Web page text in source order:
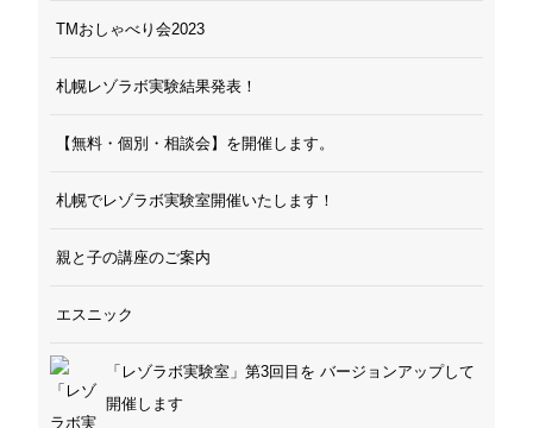
TMおしゃべり会2023
札幌レゾラボ実験結果発表！
【無料・個別・相談会】を開催します。
札幌でレゾラボ実験室開催いたします！
親と子の講座のご案内
エスニック
「レゾラボ実験室」第3回目を バージョンアップして
開催します